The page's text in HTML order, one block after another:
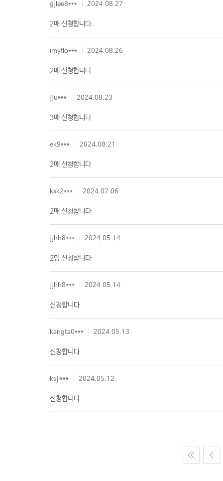
gjlee8*** 2024.08.27
2매 신청합니다.
imyflo*** 2024.08.26
2매 신청합니다
jju*** 2024.08.23
3매 신청합니다
ek9*** 2024.08.21
2매 신청합니다
ksk2*** 2024.07.06
2매 신청합니다
jjhh8*** 2024.05.14
2명 신청합니다
jjhh8*** 2024.05.14
신청합니다
kangta0*** 2024.05.13
신청합니다
ksji*** 2024.05.12
신청합니다